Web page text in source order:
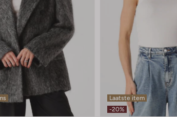
Laatste item
-20%